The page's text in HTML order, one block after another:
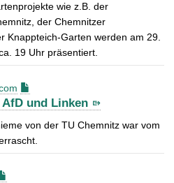
wie z.B. der
der Chemnitzer
Knappteich-Garten werden am 29.
19 Uhr präsentiert.
und Linken
von der TU Chemnitz war vom